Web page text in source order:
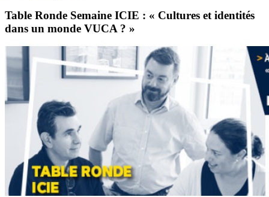
Table Ronde Semaine ICIE : « Cultures et identités
dans un monde VUCA ? »